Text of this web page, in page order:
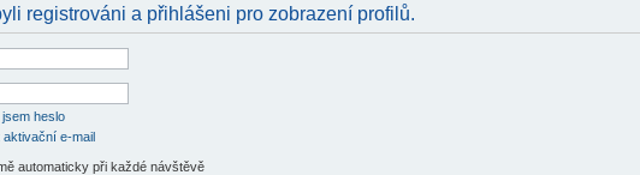
registrováni a přihlášeni pro zobrazení profilů.
heslo
e-mail
automaticky při každé návštěvě